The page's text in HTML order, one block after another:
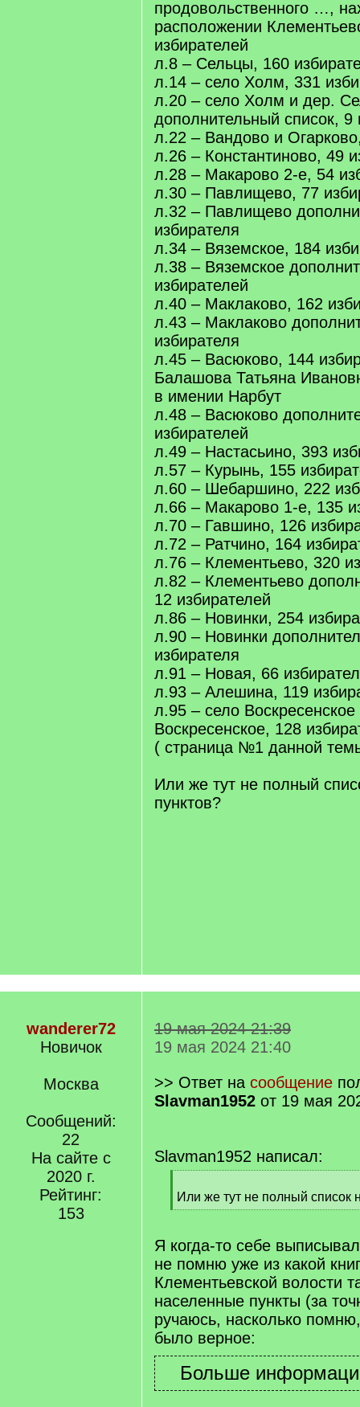
продовольственного …,
расположении
избирателей
л.8 – Сельцы, 160
л.14 – село Холм, 331
л.20 – село Холм и дер.
дополнительный список, 9
л.22 – Вандово и
л.26 – Константиново, 49
л.28 – Макарово 2-е, 54
л.30 – Павлищево, 77
л.32 – Павлищево
избирателя
л.34 – Вяземское, 184
л.38 – Вяземское
избирателей
л.40 – Маклаково, 162
л.43 – Маклаково
избирателя
л.45 – Васюково, 144
Балашова Татьяна
в имении Нарбут
л.48 – Васюково
избирателей
л.49 – Настасьино, 393
л.57 – Курынь, 155
л.60 – Шебаршино, 222
л.66 – Макарово 1-е, 135
л.70 – Гавшино, 126
л.72 – Ратчино, 164
л.76 – Клементьево, 320
л.82 – Клементьево
12 избирателей
л.86 – Новинки, 254
л.90 – Новинки
избирателя
л.91 – Новая, 66
л.93 – Алешина, 119
л.95 – село
Воскресенское, 128
( страница №1 данной
Или же тут не полный
пунктов?
wanderer72
Новичок
Москва
Сообщений:
22
На сайте с
2020 г.
Рейтинг:
153
19 мая 2024 21:39
19 мая 2024 21:40
>> Ответ на сообщение
Slavman1952 от 19 мая
Slavman1952 написал:
q
]
Или же тут не полный список
[
q
]
Я когда-то себе
не помню уже из какой
Клементьевской волости
населенные пункты (за
ручаюсь, насколько
было верное: